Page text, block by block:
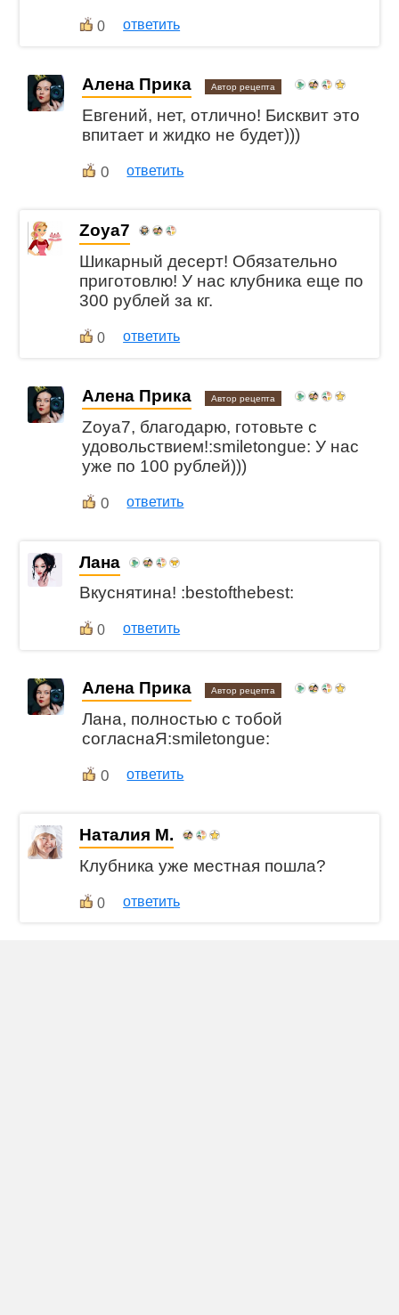
0 ответить
Алена Прика Автор рецепта
Евгений, нет, отлично! Бисквит это
впитает и жидко не будет)))
0 ответить
Zoya7
Шикарный десерт! Обязательно
приготовлю! У нас клубника еще по
300 рублей за кг.
0 ответить
Алена Прика Автор рецепта
Zoya7, благодарю, готовьте с
удовольствием!:smiletongue: У нас
уже по 100 рублей)))
0 ответить
Лана
Вкуснятина! :bestofthebest:
0 ответить
Алена Прика Автор рецепта
Лана, полностью с тобой
согласнаЯ:smiletongue:
0 ответить
Наталия М.
Клубника уже местная пошла?
0 ответить